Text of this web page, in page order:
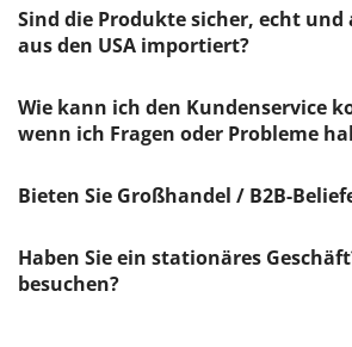
Sind die Produkte sicher, echt
aus den USA importiert?
Wie kann ich den Kundenservice
wenn ich Fragen oder Probleme
Bieten Sie Großhandel / B2B-
Haben Sie ein stationäres
besuchen?